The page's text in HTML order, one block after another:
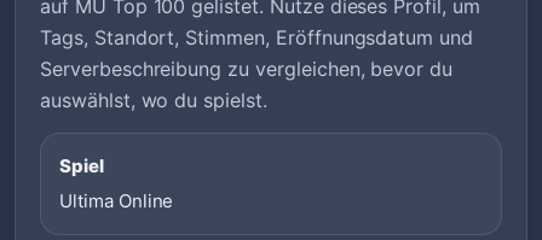
auf MU Top 100 gelistet. Nutze dieses Profil, um
Tags, Standort, Stimmen, Eröffnungsdatum und
Serverbeschreibung zu vergleichen, bevor du
auswählst, wo du spielst.
Spiel
Ultima Online